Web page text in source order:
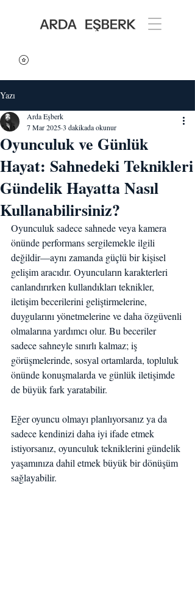
Yazı
Oyunculuk ve Günlük
Hayat: Sahnedeki Teknikleri
Gündelik Hayatta Nasıl
Kullanabilirsiniz?
Arda Eşberk
7 Mar 20253 dakikada okunur
Oyunculuk sadece sahnede veya kamera
önünde performans sergilemekle ilgili
değildir—aynı zamanda güçlü bir kişisel
gelişim aracıdır. Oyuncuların karakterleri
canlandırırken kullandıkları teknikler,
iletişim becerilerini geliştirmelerine,
duygularını yönetmelerine ve daha özgüvenli
olmalarına yardımcı olur. Bu beceriler
sadece sahneyle sınırlı kalmaz; iş
görüşmelerinde, sosyal ortamlarda, topluluk
önünde konuşmalarda ve günlük iletişimde
de büyük fark yaratabilir.
Eğer oyuncu olmayı planlıyorsanız ya da
sadece kendinizi daha iyi ifade etmek
istiyorsanız, oyunculuk tekniklerini gündelik
yaşamınıza dahil etmek büyük bir dönüşüm
sağlayabilir.